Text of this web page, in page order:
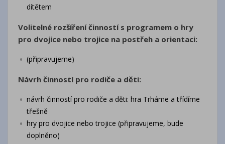
dítětem
Volitelné rozšíření činností s programem o hry
pro dvojice nebo trojice na postřeh a orientaci:
(připravujeme)
Návrh činností pro rodiče a děti:
návrh činností pro rodiče a děti: hra Trháme a třídíme
třešně
hry pro dvojice nebo trojice (připravujeme, bude
doplněno)